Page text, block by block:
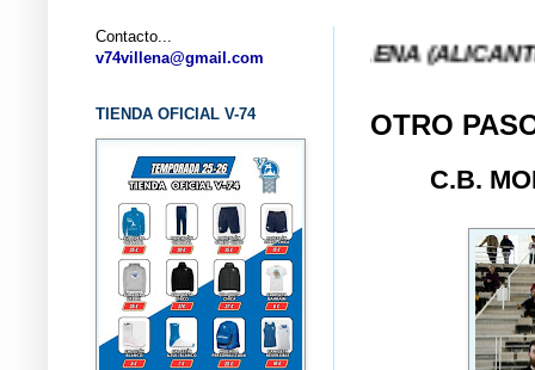
BALONCESTO V-74 VILLENA (ALICANTE) ... V-
OTRO
C.B.
Contacto...
v74villena@gmail.com
TIENDA OFICIAL V-74